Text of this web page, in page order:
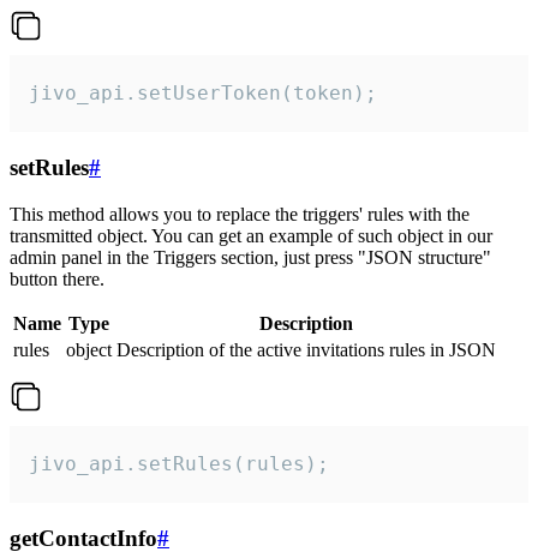
jivo_api.setUserToken(token);
setRules#
This method allows you to replace the triggers' rules with the
transmitted object. You can get an example of such object in our
admin panel in the Triggers section, just press "JSON structure"
button there.
Name Type
Description
rules
object Description of the active invitations rules in JSON
jivo_api.setRules(rules);
getContactInfo#